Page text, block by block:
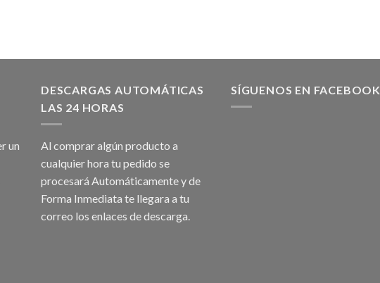
un
DESCARGAS AUTOMÁTICAS
LAS 24 HORAS
Al comprar algún producto a
cualquier hora tu pedido se
procesará Automáticamente y de
Forma Inmediata te llegara a tu
correo los enlaces de descarga.
SÍGUENOS EN FACEBOOK